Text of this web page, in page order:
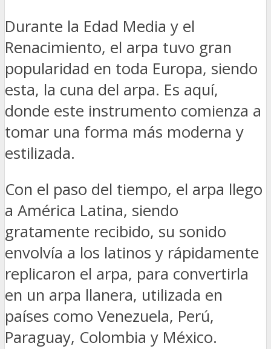
Durante la Edad Media y el
Renacimiento, el arpa tuvo gran
popularidad en toda Europa, siendo
esta, la cuna del arpa. Es aquí,
donde este instrumento comienza a
tomar una forma más moderna y
estilizada.
Con el paso del tiempo, el arpa llego
a América Latina, siendo
gratamente recibido, su sonido
envolvía a los latinos y rápidamente
replicaron el arpa, para convertirla
en un arpa llanera, utilizada en
países como Venezuela, Perú,
Paraguay, Colombia y México.